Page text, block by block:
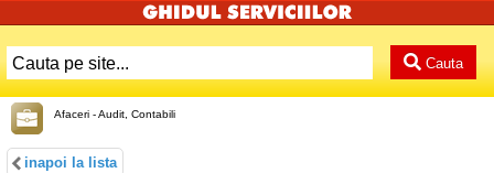
Cauta
Afaceri - Audit, Contabili
inapoi la lista